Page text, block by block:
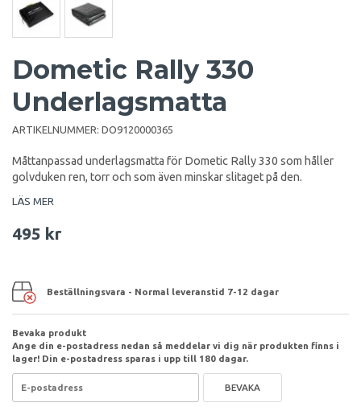
Dometic Rally 330
Underlagsmatta
ARTIKELNUMMER: DO9120000365
Måttanpassad underlagsmatta för Dometic Rally 330 som håller
golvduken ren, torr och som även minskar slitaget på den.
LÄS MER
495 kr
Beställningsvara - Normal leveranstid 7-12 dagar
Bevaka produkt
Ange din e-postadress nedan så meddelar vi dig när produkten finns i
lager! Din e-postadress sparas i upp till 180 dagar.
BEVAKA